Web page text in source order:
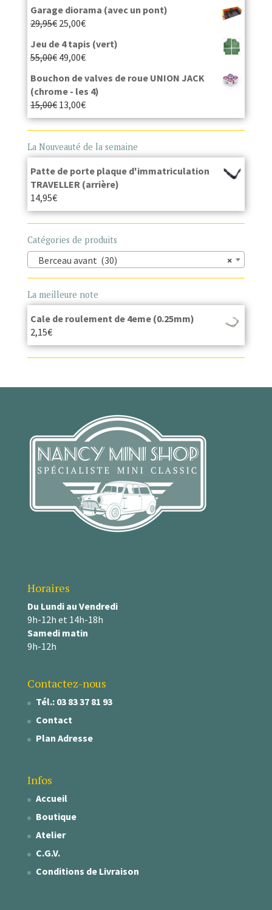
Garage diorama (avec un pont)
29,95€ 25,00€
Jeu de 4 tapis (vert)
55,00€ 49,00€
Bouchon de valves de roue UNION JACK
(chrome - les 4)
15,00€ 13,00€
La Nouveauté de la semaine
Patte de porte plaque d'immatriculation
TRAVELLER (arrière)
14,95€
Catégories de produits
×
Berceau avant (30)
La meilleure note
Cale de roulement de 4eme (0.25mm)
2,15€
Horaires
Du Lundi au Vendredi
9h-12h et 14h-18h
Samedi matin
9h-12h
Contactez-nous
Tél.: 03 83 37 81 93
Contact
Plan Adresse
Infos
Accueil
Boutique
Atelier
C.G.V.
Conditions de Livraison